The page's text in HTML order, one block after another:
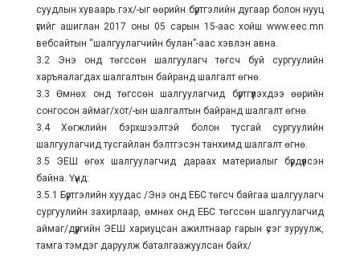
суудлын хуваарь гэх/-ыг өөрийн бүртгэлийн дугаар болон нууц
үгийг ашиглан 2017 оны 05 сарын 15-аас хойш www.eec.mn
вебсайтын “шалгуулагчийн булан”-аас хэвлэн авна.
3.2 Энэ онд төгссөн шалгуулагч төгсч буй сургуулийн
харъяалагдах шалгалтын байранд шалгалт өгнө.
3.3 Өмнөх онд төгссөн шалгуулагчид бүртгүүлэхдээ өөрийн
сонгосон аймаг/хот/-ын шалгалтын байранд шалгалт өгнө.
3.4 Хөгжлийн бэрхшээлтэй болон тусгай сургуулийн
шалгуулагчид тусгайлан бэлтгэсэн танхимд шалгалт өгнө.
3.5 ЭЕШ өгөх шалгуулагчид дараах материалыг бүрдүүлсэн
байна. Үүнд:
3.5.1 Бүртгэлийн хуудас /Энэ онд ЕБС төгсч байгаа шалгуулагч
сургуулийн захирлаар, өмнөх онд ЕБС төгссөн шалгуулагчид
аймаг/дүүргийн ЭЕШ хариуцсан ажилтнаар гарын үсэг зуруулж,
тамга тэмдэг даруулж баталгаажуулсан байх/